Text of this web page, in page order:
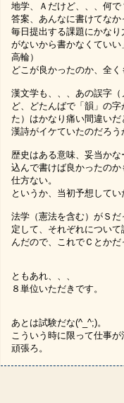
地学、Ａだけど、、、何で
答案、あんなに書けてなか
毎日提出する課題にかな
がないから書かなくてい
高輪）
どこが良かったのか、全く
漢文学も、、、あの誤字
ど、どたんばで「韻」の
た）はかなり痛い間違い
漢詩がイケていたのだろう
歴史はある意味、妥当か
込んで書けば良かったの
仕方ない。
というか、当初予想してい
法学（憲法を含む）がＳ
定して、それぞれについ
んだので、これでＣとかだ
ともあれ、、、
８単位いただきです。
あとは試験だな(^_^;)。
こういう時に限って仕事が
頑張ろ。